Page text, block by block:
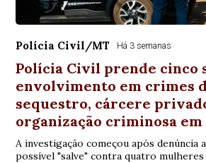
Polícia Civil/MT Há 3 semanas
Polícia Civil prende cinco
envolvimento em crimes
sequestro, cárcere
organização criminosa
A investigação começou após denúncia
possível "salve" contra quatro mulheres